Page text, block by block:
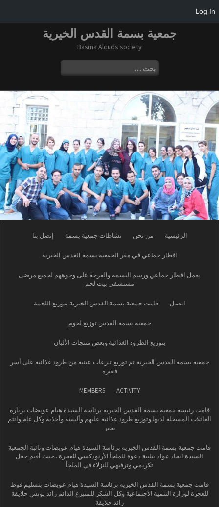
إ
ل
ى
ا
م
ح
ت
و
ى
جمعية بسمة القدس الخيرية
Basma Alquds society
ل
ح
ث
ع
ن
:
الرئيسية من نحن نشاطات جمعية بسمة إتصل بنا
افطار جماعي في مقر الجمعية بسمة القدس الخيرية
بعمل افطار جماعي ورسم البسمه والفرحة على وجوههم لجميع مرضى
مستشفى بيت لحم
اتصال قامت جمعية بسمة القدس الخيرية بتوزيع اللحمة
جمعية بسمة القدس توزيع لحوم
بتوزيع الطرود الغذائية وبعض منتجات الألبان
جمعية بسمة القدس الخيرية تم توزيع تبرعات عينية من طرود غذائية على أسر
فقيرة
ACTIVITY
MEMBERS
قامت رئيسة جمعية بسمة القدس الخيريه برئاسة السيدة هيام عويضات بزيارة
العائلات المسجلة لديها وتوزيع طرود غذائية عليهم وألبسة وأحذية وكل عام وانتم
بخير
قامت جمعية بسمة القدس الخيريه برئاسة السيدة هيام عويضات ونائبة الجمعية
السيدة اتحاد عواد بتلبية دعوة للملجأ الأرثوذكسي للعجزة ..حيث أقيم حفل
تكريمي وترفيهي للنزلاء في الملجأ
قامت جمعية بسمة القدس الخيريه برئاسة السيدة هيام عويضات بتسليم فوط
للعجزة لوزارة التنمية الاجتماعية وكل الشكر للمتبرع الدائم رائد يونس حلايقة
رائد حلايقة
Log In